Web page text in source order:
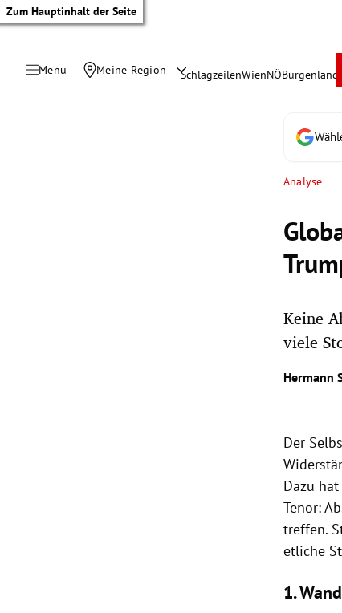
Zum Hauptinhalt der Seite
Menü Meine Region SchlagzeilenWienNÖBurgenland
Analyse
Keine
viele
Hermann
Der
Dazu
Tenor:
treffen.
etliche
1.